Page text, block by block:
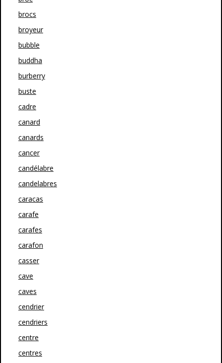
brocs
broyeur
bubble
buddha
burberry
buste
cadre
canard
canards
cancer
candélabre
candelabres
caracas
carafe
carafes
carafon
casser
cave
caves
cendrier
cendriers
centre
centres